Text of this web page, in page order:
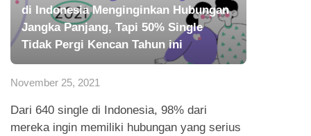
di Indonesia Menginginkan Hubungan
Jangka Panjang, Tapi 50% Single
Tidak Pergi Kencan Tahun ini
November 25, 2021
Dari 640 single di Indonesia, 98% dari
mereka ingin memiliki hubungan yang serius